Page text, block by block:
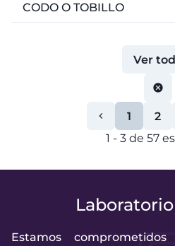
CODO O TOBILLO
Ver
1 2
1 - 3de 57
Estamos